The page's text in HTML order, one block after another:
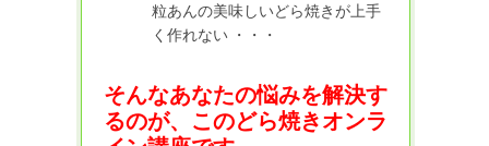
粒あんの美味しいどら焼きが上手
く作れない ・・・
そんなあなたの悩みを解決す
るのが、このどら焼きオンラ